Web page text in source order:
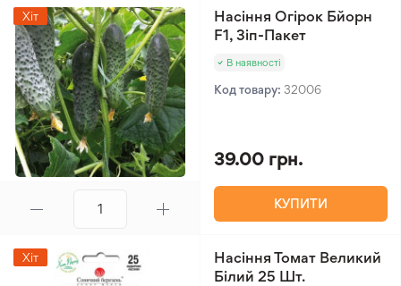
Хіт
Насіння Огірок Бйорн
F1, Зіп-Пакет
В наявності
Код товару: 32006
39.00 грн.
КУПИТИ
Хіт
Насіння Томат Великий
Білий 25 Шт.